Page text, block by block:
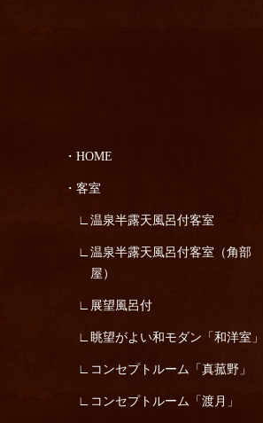
HOME
客室
温泉半露天風呂付客室
温泉半露天風呂付客室（角部
屋）
展望風呂付
眺望がよい和モダン「和洋室」
コンセプトルーム「真菰野」
コンセプトルーム「渡月」